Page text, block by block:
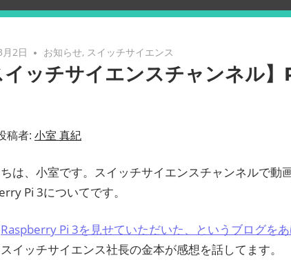
チ
サ
エ
ン
マ
2日 お知らせ, スイッチサイエンス
イッチサイエンスチャンネル
稿者: 小室 真紀
は、小室です。スイッチサイエンスチャンネルで動
Pi 3についてです。
Raspberry Pi 3を見せていただいた、というブログを
イッチサイエンス社長の金本が感想を話してます。